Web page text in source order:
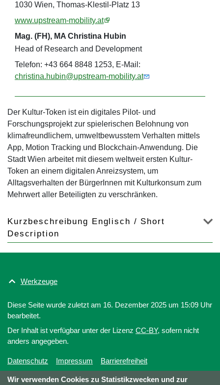
1030 Wien, Thomas-Klestil-Platz 13
www.upstream-mobility.at
Mag. (FH), MA Christina Hubin
Head of Research and Development
Telefon: +43 664 8848 1253, E-Mail:
christina.hubin@upstream-mobility.at
Der Kultur-Token ist ein digitales Pilot- und
Forschungsprojekt zur spielerischen Belohnung von
klimafreundlichem, umweltbewusstem Verhalten mittels
App, Motion Tracking und Blockchain-Anwendung. Die
Stadt Wien arbeitet mit diesem weltweit ersten Kultur-
Token an einem digitalen Anreizsystem, um
Alltagsverhalten der BürgerInnen mit Kulturkonsum zum
Mehrwert aller Beteiligten zu verschränken.
Kurzbeschreibung Englisch / Short
Description
Wir verwenden Cookies zu Statistikzwecken und zur
Werkzeuge
Diese Seite wurde zuletzt am 16. Dezember 2025 um 15:09 Uhr
bearbeitet.
Der Inhalt ist verfügbar unter der Lizenz CC-BY, sofern nicht
anders angegeben.
Datenschutz Impressum Barrierefreiheit